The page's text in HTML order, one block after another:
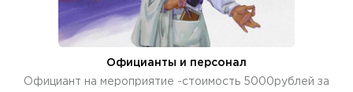
Официанты и персонал
Официант на мероприятие -стоимость 5000рублей за